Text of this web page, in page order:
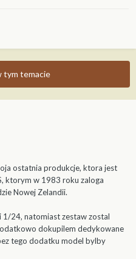
tym temacie
ostatnia produkcje, ktora jest
ktorym w 1983 roku zaloga
Nowej Zelandii.
1/24, natomiast zestaw zostal
dokupilem dedykowane
tego dodatku model bylby